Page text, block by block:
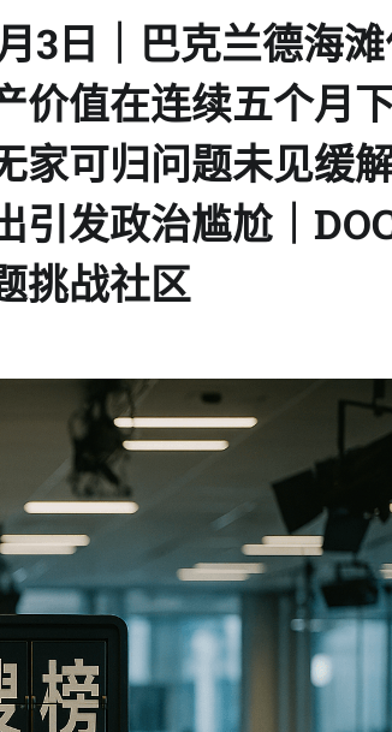
3日｜巴克兰德海
价值在连续五个月
家可归问题未见缓
引发政治尴尬｜
挑战社区